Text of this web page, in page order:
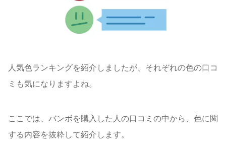
人気色ランキングを紹介しましたが、それぞれの色の口コ
ミも気になりますよね。
ここでは、バンボを購入した人の口コミの中から、色に関
する内容を抜粋して紹介します。